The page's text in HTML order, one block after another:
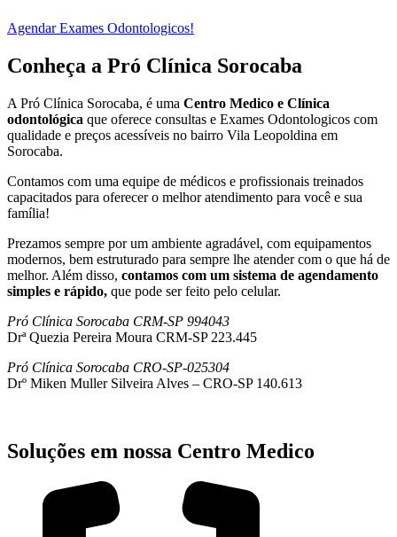
Agendar Exames Odontologicos!
Conheça a Pró Clínica Sorocaba
A Pró Clínica Sorocaba, é uma Centro Medico e Clínica
odontológica que oferece consultas e Exames Odontologicos com
qualidade e preços acessíveis no bairro Vila Leopoldina em
Sorocaba.
Contamos com uma equipe de médicos e profissionais treinados
capacitados para oferecer o melhor atendimento para você e sua
família!
Prezamos sempre por um ambiente agradável, com equipamentos
modernos, bem estruturado para sempre lhe atender com o que há de
melhor. Além disso, contamos com um sistema de agendamento
simples e rápido, que pode ser feito pelo celular.
Pró Clínica Sorocaba CRM-SP 994043
Drª Quezia Pereira Moura CRM-SP 223.445
Pró Clínica Sorocaba CRO-SP-025304
Drº Miken Muller Silveira Alves – CRO-SP 140.613
Soluções em nossa Centro Medico